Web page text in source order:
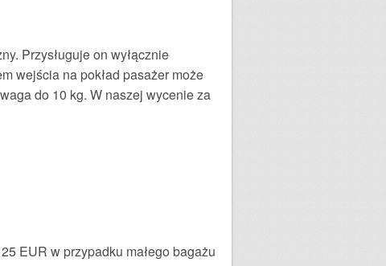
Przysługuje on wyłącznie
wejścia na pokład pasażer może
do 10 kg. W naszej wycenie za
EUR w przypadku małego bagażu